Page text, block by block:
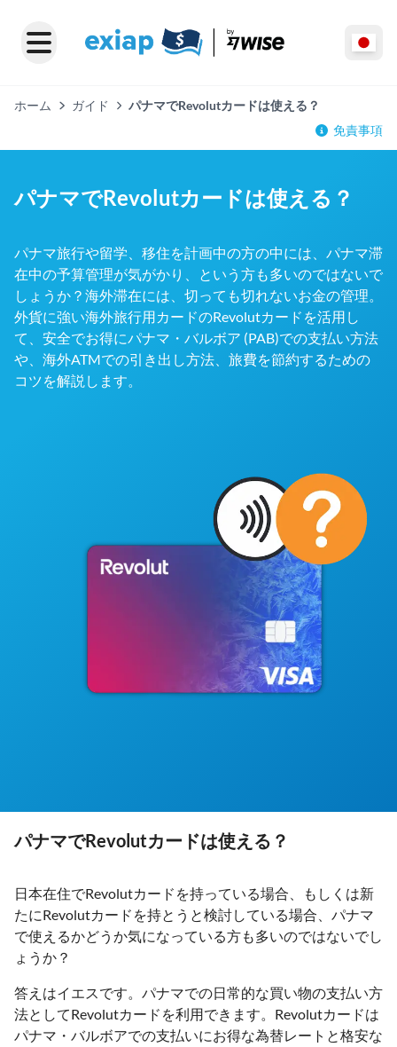
ホーム ガイド
パナマでRevolutカードは使える？
免責事項
パナマでRevolutカードは使える？
パナマ旅行や留学、移住を計画中の方の中には、パナマ滞
在中の予算管理が気がかり、という方も多いのではないで
しょうか？海外滞在には、切っても切れないお金の管理。
外貨に強い海外旅行用カードのRevolutカードを活用し
て、安全でお得にパナマ・バルボア (PAB)での支払い方法
や、海外ATMでの引き出し方法、旅費を節約するための
コツを解説します。
パナマでRevolutカードは使える？
日本在住でRevolutカードを持っている場合、もしくは新
たにRevolutカードを持とうと検討している場合、パナマ
で使えるかどうか気になっている方も多いのではないでし
ょうか？
答えはイエスです。パナマでの日常的な買い物の支払い方
法としてRevolutカードを利用できます。Revolutカードは
パナマ・バルボアでの支払いにお得な為替レートと格安な